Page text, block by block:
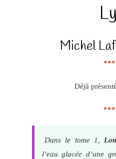
Michel
Déjà
Dans le tome 1,
l’eau glacée d’une